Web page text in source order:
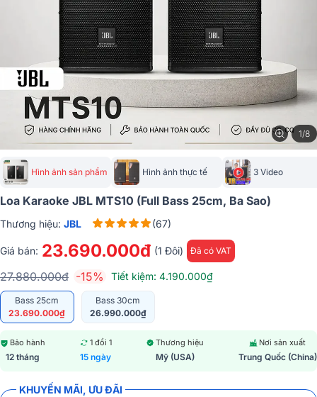
1/8
Hình ảnh sản phẩm Hình ảnh thực tế 3 Video
Loa Karaoke JBL MTS10 (Full Bass 25cm, Ba Sao)
Thương hiệu: JBL (67)
Giá bán: 23.690.000đ (1 Đôi) Đã có VAT
27.880.000đ -15% Tiết kiệm: 4.190.000₫
Bass 25cm
23.690.000₫
Bass 30cm
26.990.000₫
Bảo hành
12 tháng
1 đổi 1
15 ngày
Thương hiệu
Mỹ (USA)
Nơi sản xuất
Trung Quốc (China)
KHUYẾN MÃI, ƯU ĐÃI